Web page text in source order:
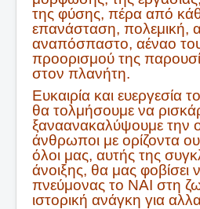
της φύσης, πέρα από
επανάσταση, πολεμική,
αναπόσπαστο, αέναο
προορισμού της
στον πλανήτη.
Ευκαιρία και ευεργεσία
θα τολμήσουμε να
ξαναανακαλύψουμε την
άνθρωποι με ορίζοντα
όλοι μας, αυτής της
άνοιξης, θα μας φοβίσει
πνεύμονας το ΝΑΙ στη
ιστορική ανάγκη για